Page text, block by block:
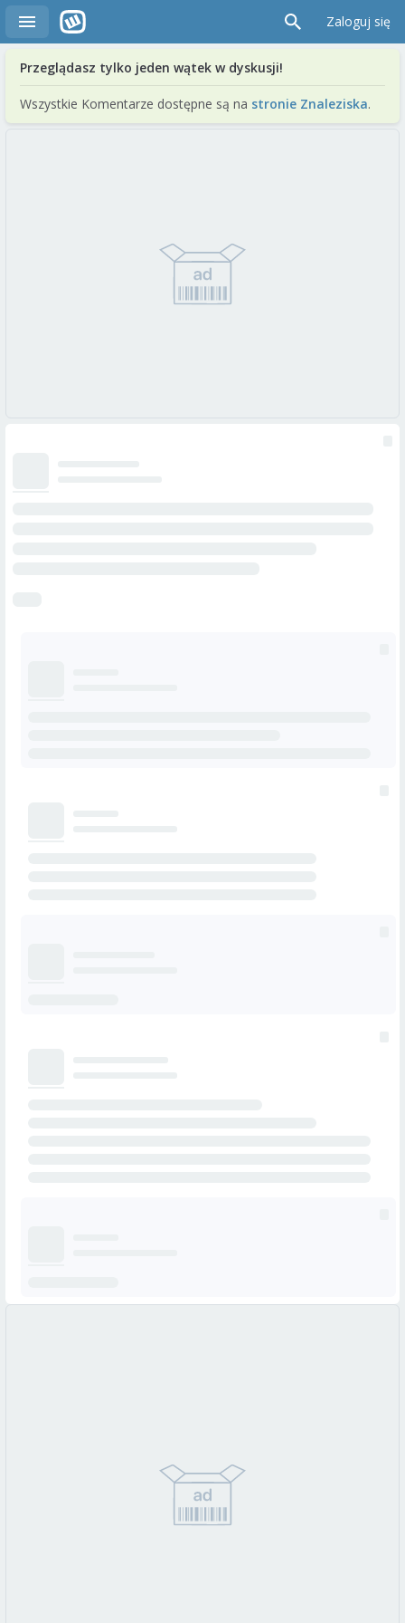
Zaloguj się
Przeglądasz tylko jeden wątek w dyskusji!
Wszystkie Komentarze dostępne są na stronie Znaleziska.